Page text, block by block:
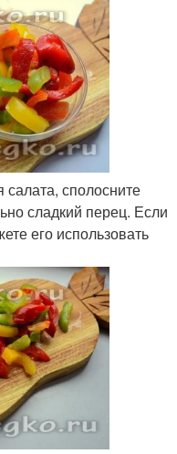
салата, сполосните
сладкий перец. Если
его использовать